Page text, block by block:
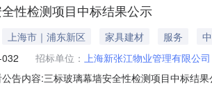
性检测项目中标结果公示
上海市｜浦东新区 家具建材 服务
招标单位： 上海新张江物业管理有限公司
公告内容:三标玻璃幕墙安全性检测项目中标结